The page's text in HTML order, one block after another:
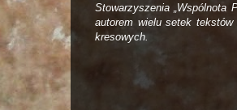
Stowarzyszenia „Wspólnota
autorem wielu setek
kresowych.